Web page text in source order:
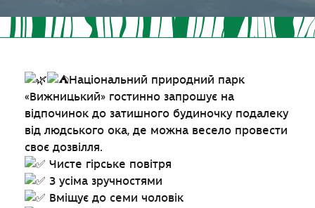
Національний природний парк
«Вижницький» гостинно запрошує на
відпочинок до затишного будиночку подалеку
від людського ока, де можна весело провести
своє дозвілля.
Чисте гірське повітря
З усіма зручностями
Вміщує до семи чоловік